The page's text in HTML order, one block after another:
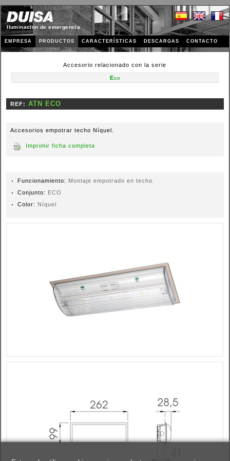
Iluminación de emergencia
EMPRESA PRODUCTOS CARACTERÍSTICAS DESCARGAS CONTACTO
Accesorio relacionado con la serie
Eco
REF:
Accesorios empotrar techo Níquel.
Imprimir ficha completa
Funcionamiento: Montaje empotrado en techo.
Conjunto: ECO
Color: Níquel